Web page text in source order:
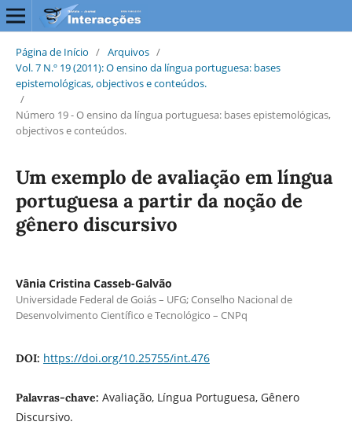
Página de Início / Arquivos /
Vol. 7 N.º 19 (2011): O ensino da língua portuguesa: bases
epistemológicas, objectivos e conteúdos.
/
Número 19 - O ensino da língua portuguesa: bases epistemológicas,
objectivos e conteúdos.
Um exemplo de avaliação em língua
portuguesa a partir da noção de
gênero discursivo
Vânia Cristina Casseb-Galvão
Universidade Federal de Goiás – UFG; Conselho Nacional de
Desenvolvimento Científico e Tecnológico – CNPq
DOI: https://doi.org/10.25755/int.476
Palavras-chave: Avaliação, Língua Portuguesa, Gênero
Discursivo.